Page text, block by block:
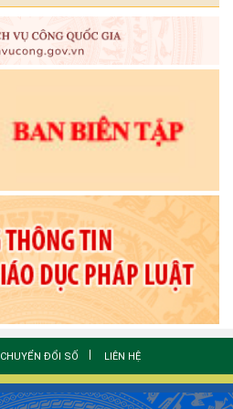
CHUYỂN ĐỔI SỐ LIÊN HỆ